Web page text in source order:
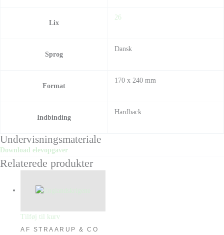
Lix
26
Sprog
Dansk
Format
170 x 240 mm
Indbinding
Hardback
Undervisningsmateriale
Download elevopgaver
Relaterede produkter
Tilføj til kurv
AF STRAARUP & CO